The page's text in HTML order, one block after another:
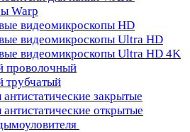
Warp
видеомикроскопы HD
видеомикроскопы Ultra HD
видеомикроскопы Ultra HD 4K
проволочный
трубчатый
закрытые
открытые